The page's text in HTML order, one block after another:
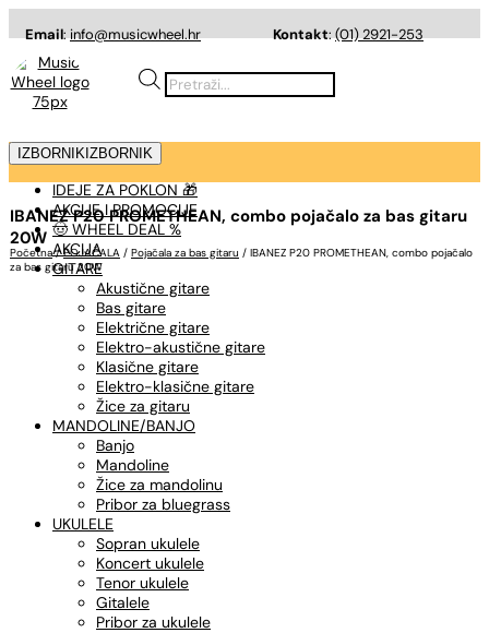
Email:info@musicwheel.hr Kontakt:(01) 2921-253
Products
search
IZBORNIK IZBORNIK
IDEJE ZA POKLON 🎁
AKCIJE I PROMOCIJE
🤠 WHEEL DEAL %
AKCIJA
GITARE
Akustične gitare
Bas gitare
Električne gitare
Elektro-akustične gitare
Klasične gitare
Elektro-klasične gitare
Žice za gitaru
MANDOLINE/BANJO
Banjo
Mandoline
Žice za mandolinu
Pribor za bluegrass
UKULELE
Sopran ukulele
Koncert ukulele
Tenor ukulele
Gitalele
Pribor za ukulele
IBANEZ P20 PROMETHEAN, combo pojačalo za bas gitaru
20W
Početna/POJAČALA / Pojačala za bas gitaru / IBANEZ P20 PROMETHEAN, combo pojačalo
za bas gitaru 20W